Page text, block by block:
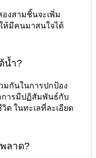
งสามชิ้นจะเพิ่ม
ห้มีคนมาสนใจได้
น้ำ?
มกันในการปกป้อง
การมีปฏิสัมพันธ์กับ
ต ในทะเลที่ละเอียด
ลาด?